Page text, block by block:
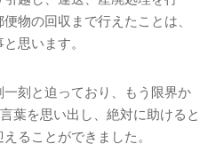
物の回収まで行えたことは、
思います。
刻と迫っており、もう限界か
葉を思い出し、絶対に助けると
ることができました。